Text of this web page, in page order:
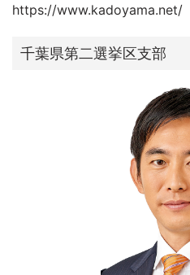
https://www.kadoyama.net/
千葉県第二選挙区支部